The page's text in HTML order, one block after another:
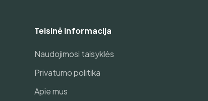
Teisinė informacija
Naudojimosi taisyklės
Privatumo politika
Apie mus